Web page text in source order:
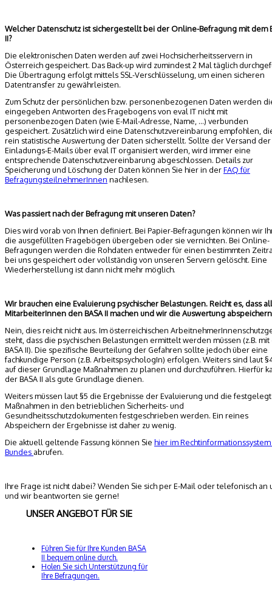
Welcher Datenschutz ist sichergestellt bei der Online-Befragung mit dem
II?
Die elektronischen Daten werden auf zwei Hochsicherheitsservern in
Österreich gespeichert. Das Back-up wird zumindest 2 Mal täglich
Die Übertragung erfolgt mittels SSL-Verschlüsselung, um einen sicheren
Datentransfer zu gewährleisten.
Zum Schutz der persönlichen bzw. personenbezogenen Daten werden
eingegeben Antworten des Fragebogens von eval IT nicht mit
personenbezogen Daten (wie E-Mail-Adresse, Name, ...) verbunden
gespeichert. Zusätzlich wird eine Datenschutzvereinbarung empfohlen,
rein statistische Auswertung der Daten sicherstellt. Sollte der Versand der
Einladungs-E-Mails über eval IT organisiert werden, wird immer eine
entsprechende Datenschutzvereinbarung abgeschlossen. Details zur
Speicherung und Löschung der Daten können Sie hier in derFAQ für
BefragungsteilnehmerInnen nachlesen.
Was passiert nach der Befragung mit unseren Daten?
Dies wird vorab von Ihnen definiert. Bei Papier-Befragungen können wir
die ausgefüllten Fragebögen übergeben oder sie vernichten. Bei Online-
Befragungen werden die Rohdaten entweder für einen bestimmten
bei uns gespeichert oder vollständig von unseren Servern gelöscht. Eine
Wiederherstellung ist dann nicht mehr möglich.
Wir brauchen eine Evaluierung psychischer Belastungen. Reicht es, dass
MitarbeiterInnen den BASA II machen und wir die Auswertung
Nein, dies reicht nicht aus. Im österreichischen
steht, dass die psychischen Belastungen ermittelt werden müssen (z.B. mit
BASA II). Die spezifische Beurteilung der Gefahren sollte jedoch über eine
fachkundige Person (z.B. ArbeitspsychologIn) erfolgen. Weiters sind laut
auf dieser Grundlage Maßnahmen zu planen und durchzuführen. Hierfür
der BASA II als gute Grundlage dienen.
Weiters müssen laut §5 die Ergebnisse der Evaluierung und die
Maßnahmen in den betrieblichen Sicherheits- und
Gesundheitsschutzdokumenten festgeschrieben werden. Ein reines
Abspeichern der Ergebnisse ist daher zu wenig.
Die aktuell geltende Fassung können Sie hier im
Bundes abrufen.
Ihre Frage ist nicht dabei? Wenden Sie sich per E-Mail oder telefonisch an
und wir beantworten sie gerne!
UNSER ANGEBOT FÜR SIE
Führen Sie für Ihre Kunden BASA
II bequem online durch.
Holen Sie sich Unterstützung für
Ihre Befragungen.